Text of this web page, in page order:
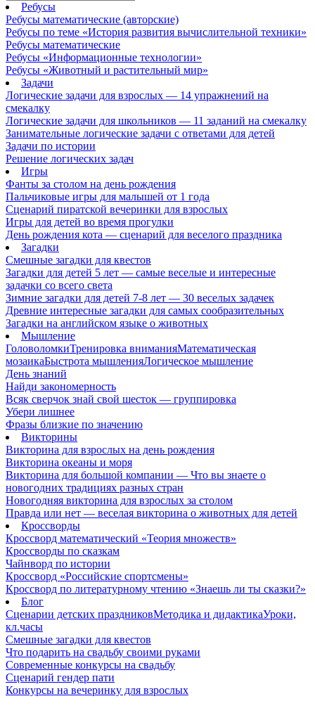
Ребусы
Ребусы математические (авторские)
Ребусы по теме «История развития вычислительной техники»
Ребусы математические
Ребусы «Информационные технологии»
Ребусы «Животный и растительный мир»
Задачи
Логические задачи для взрослых — 14 упражнений на
смекалку
Логические задачи для школьников — 11 заданий на смекалку
Занимательные логические задачи с ответами для детей
Задачи по истории
Решение логических задач
Игры
Фанты за столом на день рождения
Пальчиковые игры для малышей от 1 года
Сценарий пиратской вечеринки для взрослых
Игры для детей во время прогулки
День рождения кота — сценарий для веселого праздника
Загадки
Смешные загадки для квестов
Загадки для детей 5 лет — самые веселые и интересные
задачки со всего света
Зимние загадки для детей 7-8 лет — 30 веселых задачек
Древние интересные загадки для самых сообразительных
Загадки на английском языке о животных
Мышление
ГоловоломкиТренировка вниманияМатематическая
мозаикаБыстрота мышленияЛогическое мышление
День знаний
Найди закономерность
Всяк сверчок знай свой шесток — группировка
Убери лишнее
Фразы близкие по значению
Викторины
Викторина для взрослых на день рождения
Викторина океаны и моря
Викторина для большой компании — Что вы знаете о
новогодних традициях разных стран
Новогодняя викторина для взрослых за столом
Правда или нет — веселая викторина о животных для детей
Кроссворды
Кроссворд математический «Теория множеств»
Кроссворды по сказкам
Чайнворд по истории
Кроссворд «Российские спортсмены»
Кроссворд по литературному чтению «Знаешь ли ты сказки?»
Блог
Сценарии детских праздниковМетодика и дидактикаУроки,
кл.часы
Смешные загадки для квестов
Что подарить на свадьбу своими руками
Современные конкурсы на свадьбу
Сценарий гендер пати
Конкурсы на вечеринку для взрослых